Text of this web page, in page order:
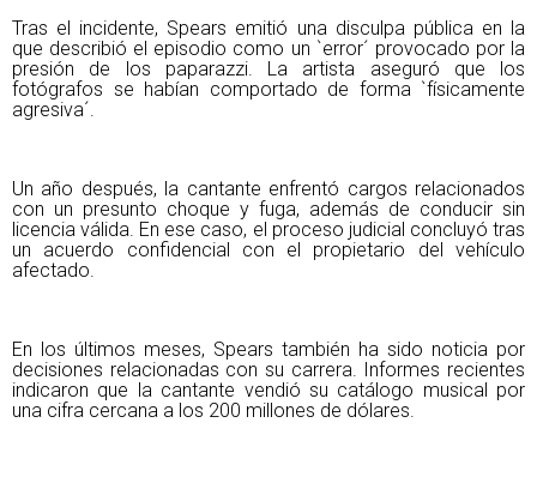
Tras el incidente, Spears emitió una disculpa pública en la
que describió el episodio como un `error´ provocado por la
presión de los paparazzi. La artista aseguró que los
fotógrafos se habían comportado de forma `físicamente
agresiva´.
Un año después, la cantante enfrentó cargos relacionados
con un presunto choque y fuga, además de conducir sin
licencia válida. En ese caso, el proceso judicial concluyó tras
un acuerdo confidencial con el propietario del vehículo
afectado.
En los últimos meses, Spears también ha sido noticia por
decisiones relacionadas con su carrera. Informes recientes
indicaron que la cantante vendió su catálogo musical por
una cifra cercana a los 200 millones de dólares.